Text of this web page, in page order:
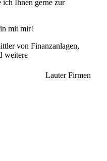
ich Ihnen gerne zur
mit mir!
von Finanzanlagen,
weitere
Lauter Firmen